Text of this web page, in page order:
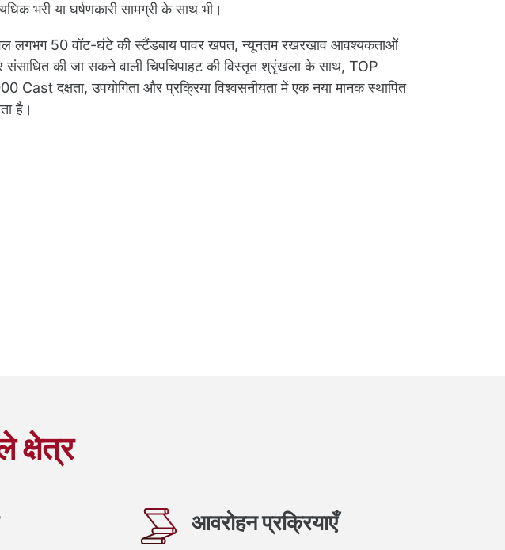
भरी या घर्षणकारी सामग्री के साथ भी।
लगभग 50 वॉट-घंटे की स्टैंडबाय पावर खपत, न्यूनतम रखरखाव आवश्यकताओं
की जा सकने वाली चिपचिपाहट की विस्तृत श्रृंखला के साथ, TOP
Cast दक्षता, उपयोगिता और प्रक्रिया विश्वसनीयता में एक नया मानक स्थापित
है।
क्षेत्र
आवरोहन प्रक्रियाएँ